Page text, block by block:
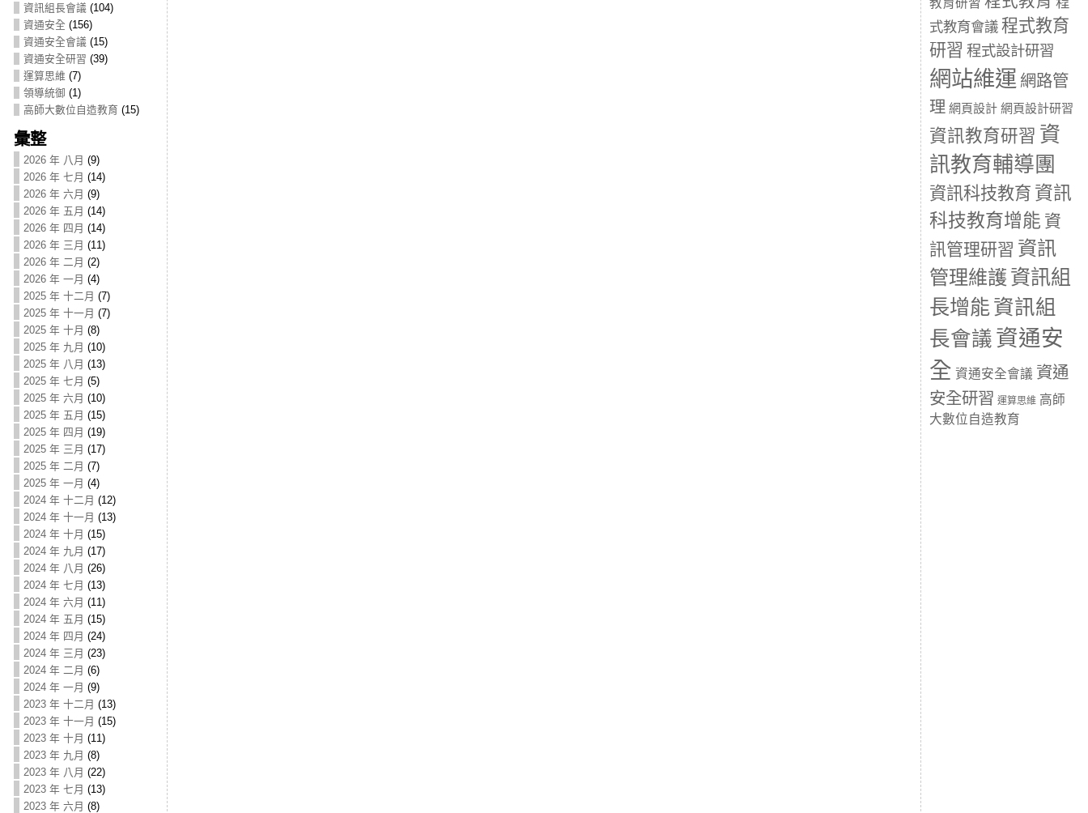
資訊組長會議 (104)
資通安全 (156)
資通安全會議 (15)
資通安全研習 (39)
運算思維 (7)
領導統御 (1)
高師大數位自造教育 (15)
彙整
2026 年 八月 (9)
2026 年 七月 (14)
2026 年 六月 (9)
2026 年 五月 (14)
2026 年 四月 (14)
2026 年 三月 (11)
2026 年 二月 (2)
2026 年 一月 (4)
2025 年 十二月 (7)
2025 年 十一月 (7)
2025 年 十月 (8)
2025 年 九月 (10)
2025 年 八月 (13)
2025 年 七月 (5)
2025 年 六月 (10)
2025 年 五月 (15)
2025 年 四月 (19)
2025 年 三月 (17)
2025 年 二月 (7)
2025 年 一月 (4)
2024 年 十二月 (12)
2024 年 十一月 (13)
2024 年 十月 (15)
2024 年 九月 (17)
2024 年 八月 (26)
2024 年 七月 (13)
2024 年 六月 (11)
2024 年 五月 (15)
2024 年 四月 (24)
2024 年 三月 (23)
2024 年 二月 (6)
2024 年 一月 (9)
2023 年 十二月 (13)
2023 年 十一月 (15)
2023 年 十月 (11)
2023 年 九月 (8)
2023 年 八月 (22)
2023 年 七月 (13)
2023 年 六月 (8)
教育研習
式教育會議 程式教育
研習 程式設計研習
網站維運 網路管
理 網頁設計 網頁設計研習
資訊教育研習 資
訊教育輔導團
資訊科技教育 資訊
科技教育增能 資
訊管理研習 資訊
管理維護 資訊組
長增能資訊組
長會議 資通安
全 資通安全會議 資通
安全研習 運算思維 高師
大數位自造教育